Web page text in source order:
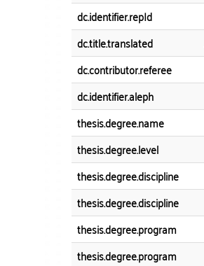
dc.identifier.repId
dc.title.translated
dc.contributor.referee
dc.identifier.aleph
thesis.degree.name
thesis.degree.level
thesis.degree.discipline
thesis.degree.discipline
thesis.degree.program
thesis.degree.program